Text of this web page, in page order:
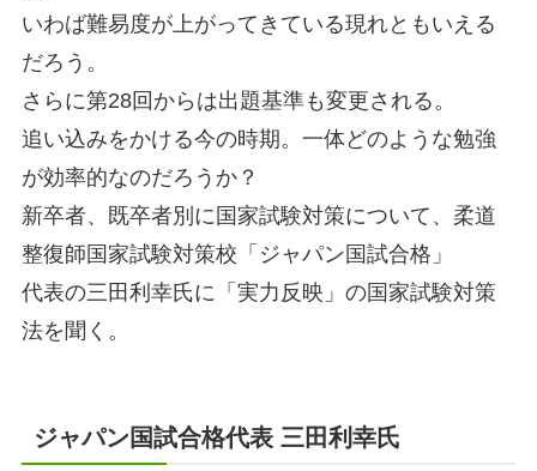
いわば難易度が上がってきている現れともいえる
だろう。
さらに第28回からは出題基準も変更される。
追い込みをかける今の時期。一体どのような勉強
が効率的なのだろうか？
新卒者、既卒者別に国家試験対策について、柔道
整復師国家試験対策校「ジャパン国試合格」
代表の三田利幸氏に「実力反映」の国家試験対策
法を聞く。
ジャパン国試合格代表 三田利幸氏